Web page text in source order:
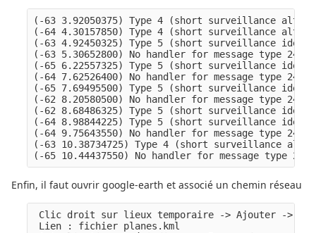
(-63 3.92050375) Type 4 (short surveillance
(-64 4.30157850) Type 4 (short surveillance
(-63 4.92450325) Type 5 (short surveillance
(-63 5.30652800) No handler for message type 24
(-65 6.22557325) Type 5 (short surveillance
(-64 7.62526400) No handler for message type 24
(-65 7.69495500) Type 5 (short surveillance
(-62 8.20580500) No handler for message type 24
(-62 8.68486325) Type 5 (short surveillance
(-64 8.98844225) Type 5 (short surveillance ident
(-64 9.75643550) No handler for message type 24
(-63 10.38734725) Type 4 (short surveillance
Enfin, il faut ouvrir google-earth et associé un chemin réseau
Clic droit sur lieux temporaire -> Ajouter -> lien
Lien : fichier planes.kml